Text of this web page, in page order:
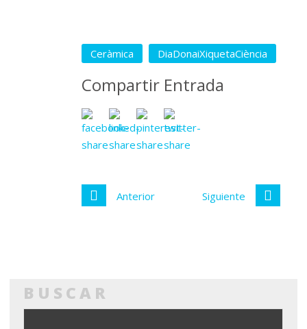
Ceràmica DiaDonaiXiquetaCiència
Compartir Entrada
Anterior Siguiente
BUSCAR